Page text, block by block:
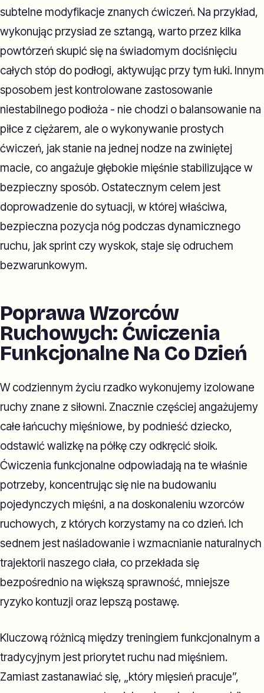
subtelne modyfikacje znanych ćwiczeń. Na przykład,
wykonując przysiad ze sztangą, warto przez kilka
powtórzeń skupić się na świadomym dociśnięciu
całych stóp do podłogi, aktywując przy tym łuki. Innym
sposobem jest kontrolowane zastosowanie
niestabilnego podłoża - nie chodzi o balansowanie na
piłce z ciężarem, ale o wykonywanie prostych
ćwiczeń, jak stanie na jednej nodze na zwiniętej
macie, co angażuje głębokie mięśnie stabilizujące w
bezpieczny sposób. Ostatecznym celem jest
doprowadzenie do sytuacji, w której właściwa,
bezpieczna pozycja nóg podczas dynamicznego
ruchu, jak sprint czy wyskok, staje się odruchem
bezwarunkowym.
Poprawa Wzorców
Ruchowych: Ćwiczenia
Funkcjonalne Na Co Dzień
W codziennym życiu rzadko wykonujemy izolowane
ruchy znane z siłowni. Znacznie częściej angażujemy
całe łańcuchy mięśniowe, by podnieść dziecko,
odstawić walizkę na półkę czy odkręcić słoik.
Ćwiczenia funkcjonalne odpowiadają na te właśnie
potrzeby, koncentrując się nie na budowaniu
pojedynczych mięśni, a na doskonaleniu wzorców
ruchowych, z których korzystamy na co dzień. Ich
sednem jest naśladowanie i wzmacnianie naturalnych
trajektorii naszego ciała, co przekłada się
bezpośrednio na większą sprawność, mniejsze
ryzyko kontuzji oraz lepszą postawę.
Kluczową różnicą między treningiem funkcjonalnym a
tradycyjnym jest priorytet ruchu nad mięśniem.
Zamiast zastanawiać się, „który mięsień pracuje”,